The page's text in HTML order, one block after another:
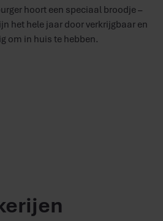
hoort een speciaal broodje –
het hele jaar door verkrijgbaar en
om in huis te hebben.